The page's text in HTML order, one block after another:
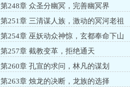
第248章 众圣分幽冥，完善幽冥界
第251章 三清谋人族，激动的冥河老祖
第254章 巫妖动众神惊，玄都奉命下山
第257章 截教变革，拒绝通天
第260章 孔宣的求问，林凡的谋划
第263章 烛龙的决断，龙族的选择